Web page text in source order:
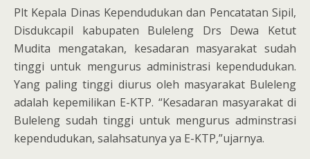
Plt Kepala Dinas Kependudukan dan Pencatatan Sipil,
Disdukcapil kabupaten Buleleng Drs Dewa Ketut
Mudita mengatakan, kesadaran masyarakat sudah
tinggi untuk mengurus administrasi kependudukan.
Yang paling tinggi diurus oleh masyarakat Buleleng
adalah kepemilikan E-KTP. “Kesadaran masyarakat di
Buleleng sudah tinggi untuk mengurus adminstrasi
kependudukan, salahsatunya ya E-KTP,”ujarnya.